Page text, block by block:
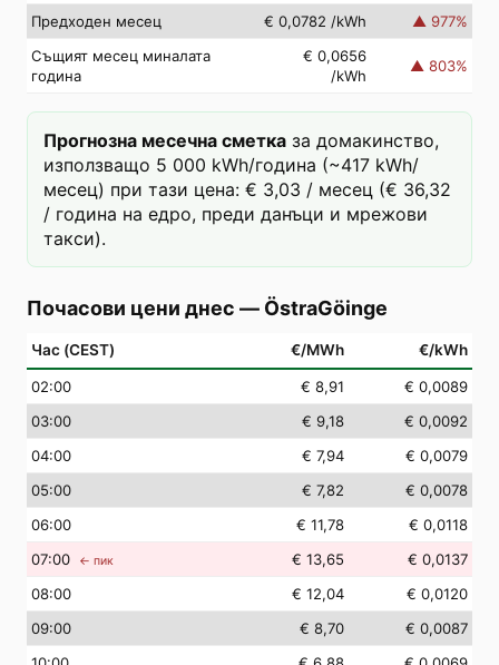
Предходен месец € 0,0782 /kWh ▲ 977%
Същият месец миналата
година
€ 0,0656
/kWh
▲ 803%
Прогнозна месечна сметка за домакинство,
използващо 5 000 kWh/година (~417 kWh/
месец) при тази цена: € 3,03 / месец (€ 36,32
/ година на едро, преди данъци и мрежови
такси).
Почасови цени днес — ÖstraGöinge
Час (CEST) €/MWh €/kWh
02:00 € 8,91
€ 0,0089
03:00 € 9,18
€ 0,0092
04:00 € 7,94
€ 0,0079
05:00 € 7,82
€ 0,0078
06:00 € 11,78
€ 0,0118
07:00 ← пик € 13,65
€ 0,0137
08:00 € 12,04
€ 0,0120
09:00 € 8,70
€ 0,0087